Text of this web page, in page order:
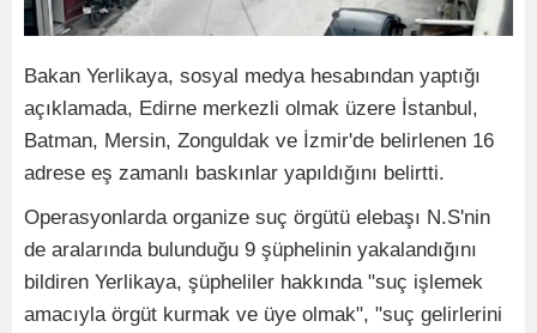
Bakan Yerlikaya, sosyal medya hesabından yaptığı
açıklamada, Edirne merkezli olmak üzere İstanbul,
Batman, Mersin, Zonguldak ve İzmir'de belirlenen 16
adrese eş zamanlı baskınlar yapıldığını belirtti.
Operasyonlarda organize suç örgütü elebaşı N.S'nin
de aralarında bulunduğu 9 şüphelinin yakalandığını
bildiren Yerlikaya, şüpheliler hakkında "suç işlemek
amacıyla örgüt kurmak ve üye olmak", "suç gelirlerini